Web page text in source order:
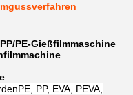
PE-Gießfilmmaschine
PE , PP, EVA , PEVA,